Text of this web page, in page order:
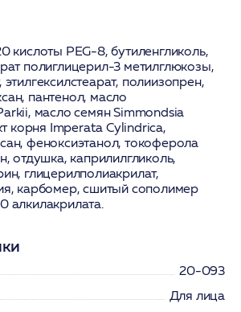
кислоты PEG-8, бутиленгликоль,
полиглицерил-3 метилглюкозы,
полиизопрен,
пантенол, масло
масло семян Simmondsia
корня Imperata Cylindrica,
феноксиэтанол, токоферола
отдушка, каприлилгликоль,
глицерилполиакрилат,
карбомер, сшитый сополимер
алкилакрилата.
20-093
Для лица